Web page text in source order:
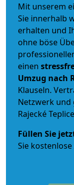
Mit unserem
Sie innerhalb
erhalten und
ohne böse
einen
Umzug nach
Klauseln.
Netzwerk und
Rajecké
Füllen Sie
Sie